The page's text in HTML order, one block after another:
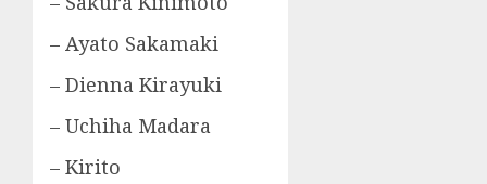
– Ayato Sakamaki
– Dienna Kirayuki
– Uchiha Madara
– Kirito